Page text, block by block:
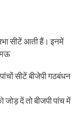
सीटें आती हैं। इनमें
सीटें बीजेपी गठबंधन
जोड़ दें तो बीजपी पांच में